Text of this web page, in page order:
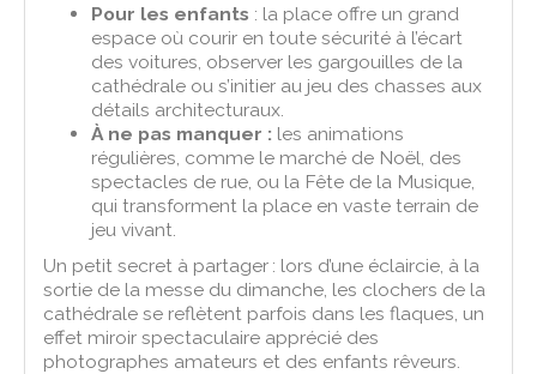
Pour les enfants : la place offre un grand
espace où courir en toute sécurité à l’écart
des voitures, observer les gargouilles de la
cathédrale ou s’initier au jeu des chasses aux
détails architecturaux.
À ne pas manquer : les animations
régulières, comme le marché de Noël, des
spectacles de rue, ou la Fête de la Musique,
qui transforment la place en vaste terrain de
jeu vivant.
Un petit secret à partager : lors d’une éclaircie, à la
sortie de la messe du dimanche, les clochers de la
cathédrale se reflètent parfois dans les flaques, un
effet miroir spectaculaire apprécié des
photographes amateurs et des enfants rêveurs.